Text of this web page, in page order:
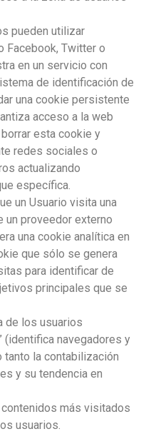
pueden utilizar
Facebook, Twitter o
en un servicio con
de identificación de
una cookie persistente
acceso a la web
esta cookie y
redes sociales o
actualizando
específica.
un Usuario visita una
un proveedor externo
una cookie analítica en
que sólo se genera
para identificar de
principales que se
de los usuarios
(identifica navegadores y
la contabilización
y su tendencia en
más visitados
usuarios.